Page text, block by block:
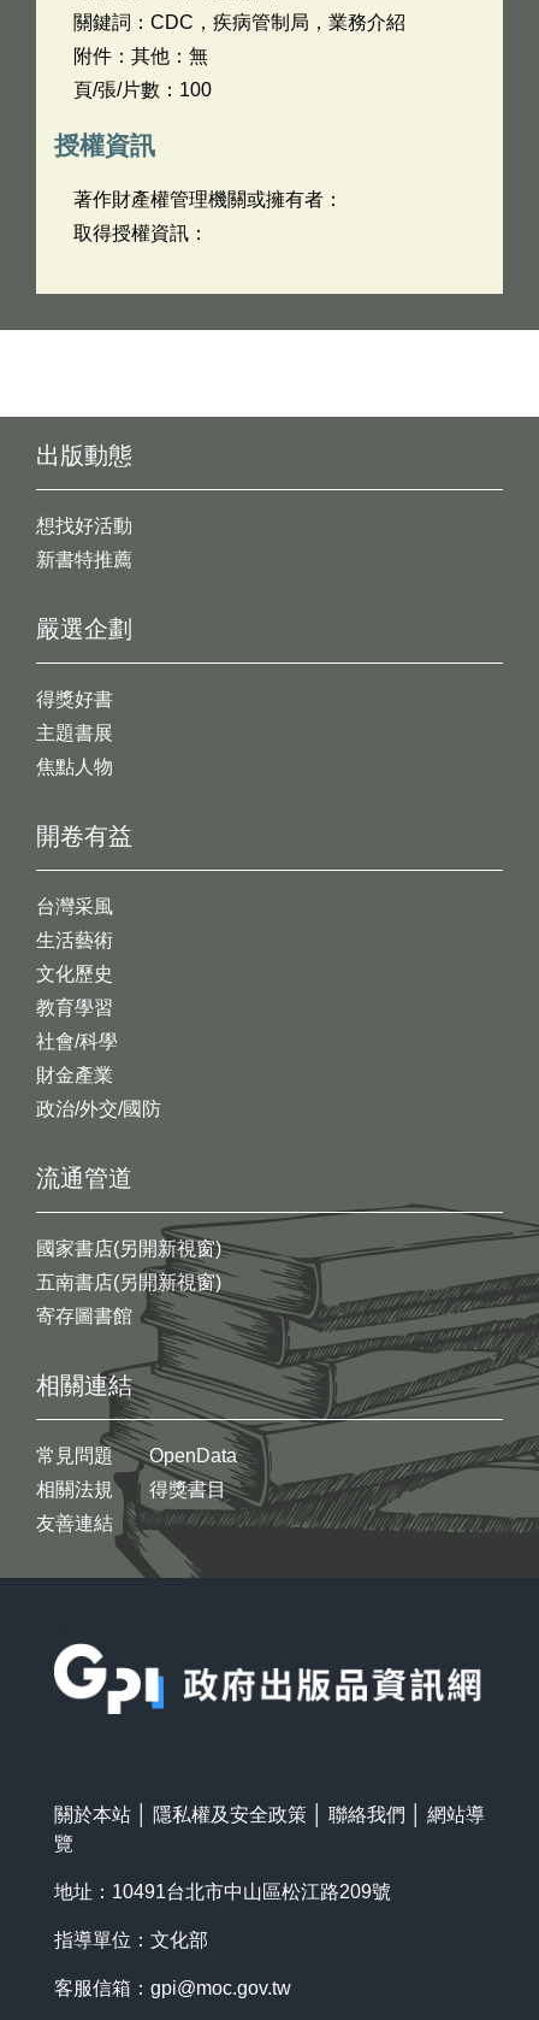
關鍵詞：CDC，疾病管制局，業務介紹
附件：其他：無
頁/張/片數：100
授權資訊
著作財產權管理機關或擁有者：
取得授權資訊：
出版動態
想找好活動
新書特推薦
開卷有益
台灣采風
生活藝術
文化歷史
教育學習
社會/科學
財金產業
政治/外交/國防
嚴選企劃
得獎好書
主題書展
焦點人物
流通管道
國家書店(另開新視窗)
五南書店(另開新視窗)
寄存圖書館
相關連結
常見問題
相關法規
友善連結
OpenData
得獎書目
關於本站 隱私權及安全政策 聯絡我們
網站導
覽
地址：10491台北市中山區松江路209號
指導單位：文化部
客服信箱： gpi@moc.gov.tw